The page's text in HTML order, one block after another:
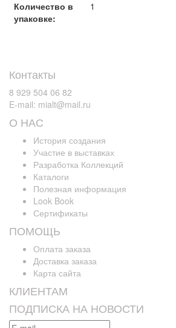
Количество в
упаковке:
1
Контакты
8 929 504 06 82
E-mail: mialt@mail.ru
О НАС
История создания
Участие в выставках
Разработка Коллекций
Каталоги
Полезная информация
Look Book
Сертификаты
ПОМОЩЬ
Оплата заказа
Доставка заказа
Карта сайта
КЛИЕНТАМ
ПОДПИСКА НА НОВОСТИ